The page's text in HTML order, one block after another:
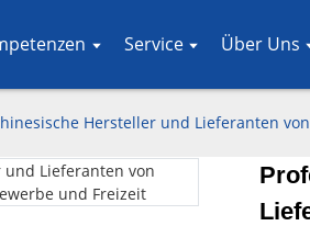
Service Über Uns
Hersteller und Lieferanten